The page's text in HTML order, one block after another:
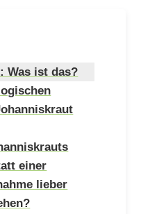
Was ist das?
einer
lieber